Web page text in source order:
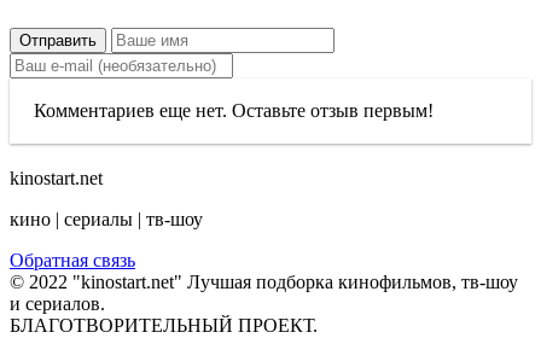
Отправить
Комментариев еще нет. Оставьте отзыв первым!
kinostart.net
кино | сериалы | тв-шоу
Обратная связь
© 2022 "kinostart.net" Лучшая подборка кинофильмов, тв-шоу
и сериалов.
БЛАГОТВОРИТЕЛЬНЫЙ ПРОЕКТ.